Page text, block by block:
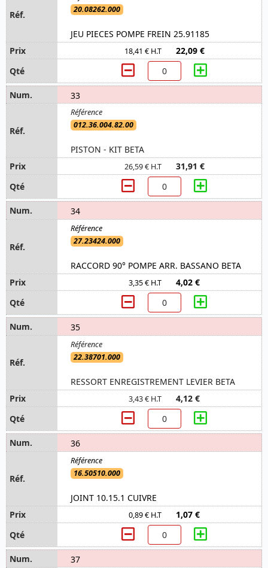
20.08262.000
JEU PIECES POMPE FREIN 25.91185
18,41 € H.T 22,09 €
33
012.36.004.82.00
PISTON - KIT BETA
26,59 € H.T 31,91 €
34
27.23424.000
RACCORD 90° POMPE ARR. BASSANO BETA
3,35 € H.T 4,02 €
35
22.38701.000
RESSORT ENREGISTREMENT LEVIER BETA
3,43 € H.T 4,12 €
36
16.50510.000
JOINT 10.15.1 CUIVRE
0,89 € H.T 1,07 €
37